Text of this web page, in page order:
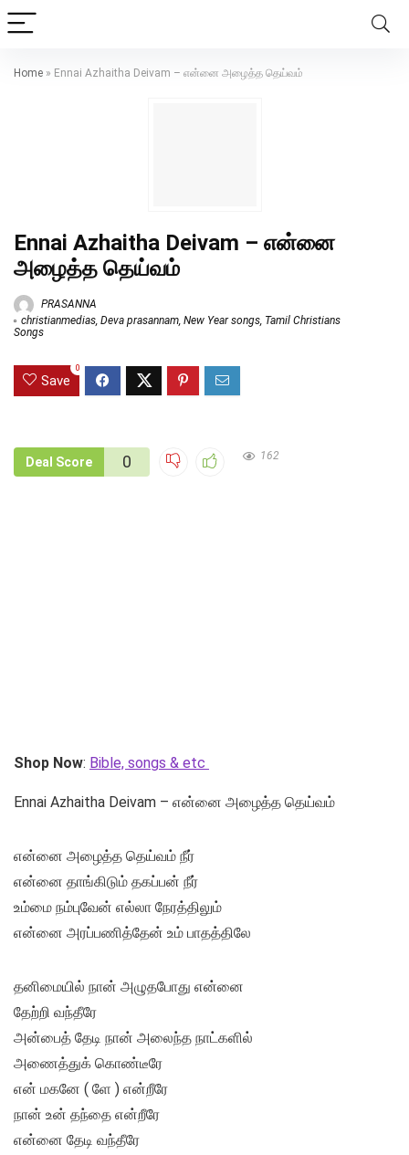
Home » Ennai Azhaitha Deivam – என்னை அழைத்த தெய்வம்
Ennai Azhaitha Deivam – என்னை
அழைத்த தெய்வம்
PRASANNA
christianmedias, Deva prasannam, New Year songs, Tamil Christians
Songs
Save
0
Deal Score 0 162
Shop Now: Bible, songs & etc
Ennai Azhaitha Deivam – என்னை அழைத்த தெய்வம்
என்னை அழைத்த தெய்வம் நீர்
என்னை தாங்கிடும் தகப்பன் நீர்
உம்மை நம்புவேன் எல்லா நேரத்திலும்
என்னை அரப்பணித்தேன் உம் பாதத்திலே
தனிமையில் நான் அழுதபோது என்னை
தேற்றி வந்தீரே
அன்பைத் தேடி நான் அலைந்த நாட்களில்
அணைத்துக் கொண்டீரே
என் மகனே ( ளே ) என்றீரே
நான் உன் தந்தை என்றீரே
என்னை தேடி வந்தீரே